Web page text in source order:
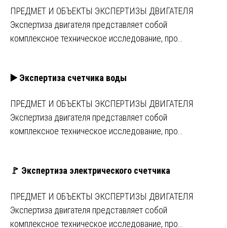
ПРЕДМЕТ И ОБЪЕКТЫ ЭКСПЕРТИЗЫ ДВИГАТЕЛЯ
Экспертиза двигателя представляет собой
комплексное техническое исследование, про…
▶️ Экспертиза счетчика воды
ПРЕДМЕТ И ОБЪЕКТЫ ЭКСПЕРТИЗЫ ДВИГАТЕЛЯ
Экспертиза двигателя представляет собой
комплексное техническое исследование, про…
🚩 Экспертиза электрического счетчика
ПРЕДМЕТ И ОБЪЕКТЫ ЭКСПЕРТИЗЫ ДВИГАТЕЛЯ
Экспертиза двигателя представляет собой
комплексное техническое исследование, про…